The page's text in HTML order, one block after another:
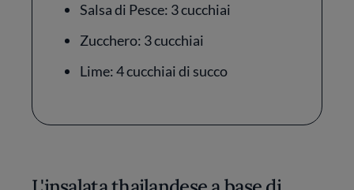
Salsa di Pesce: 3 cucchiai
Zucchero: 3 cucchiai
Lime: 4 cucchiai di succo